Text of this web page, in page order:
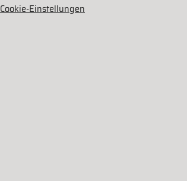
Cookie-Einstellungen